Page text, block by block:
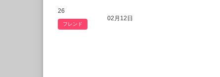
26
フレンド
02月12日